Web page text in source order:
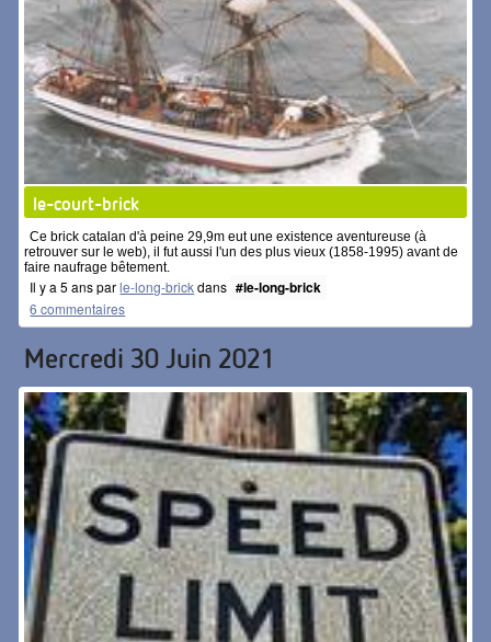
le-court-brick
Ce brick catalan d'à peine 29,9m eut une existence aventureuse (à
retrouver sur le web), il fut aussi l'un des plus vieux (1858-1995) avant de
faire naufrage bêtement.
Il y a 5 ans parle-long-brickdans #le-long-brick
6 commentaires
Mercredi 30 Juin 2021